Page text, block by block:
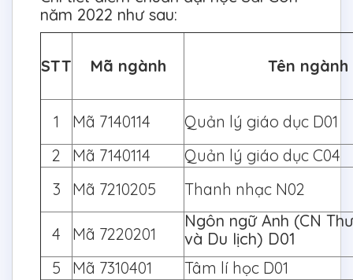
năm 2022 như sau:
STT Mã ngành Tên ngành
1 Mã 7140114
Quản lý giáo dục D01
2
Mã 7140114
Quản lý giáo dục C04
3
Mã 7210205 Thanh nhạc N02
4 Mã 7220201
Ngôn ngữ Anh (CN
và Du lịch) D01
5
Mã 7310401
Tâm lí học D01